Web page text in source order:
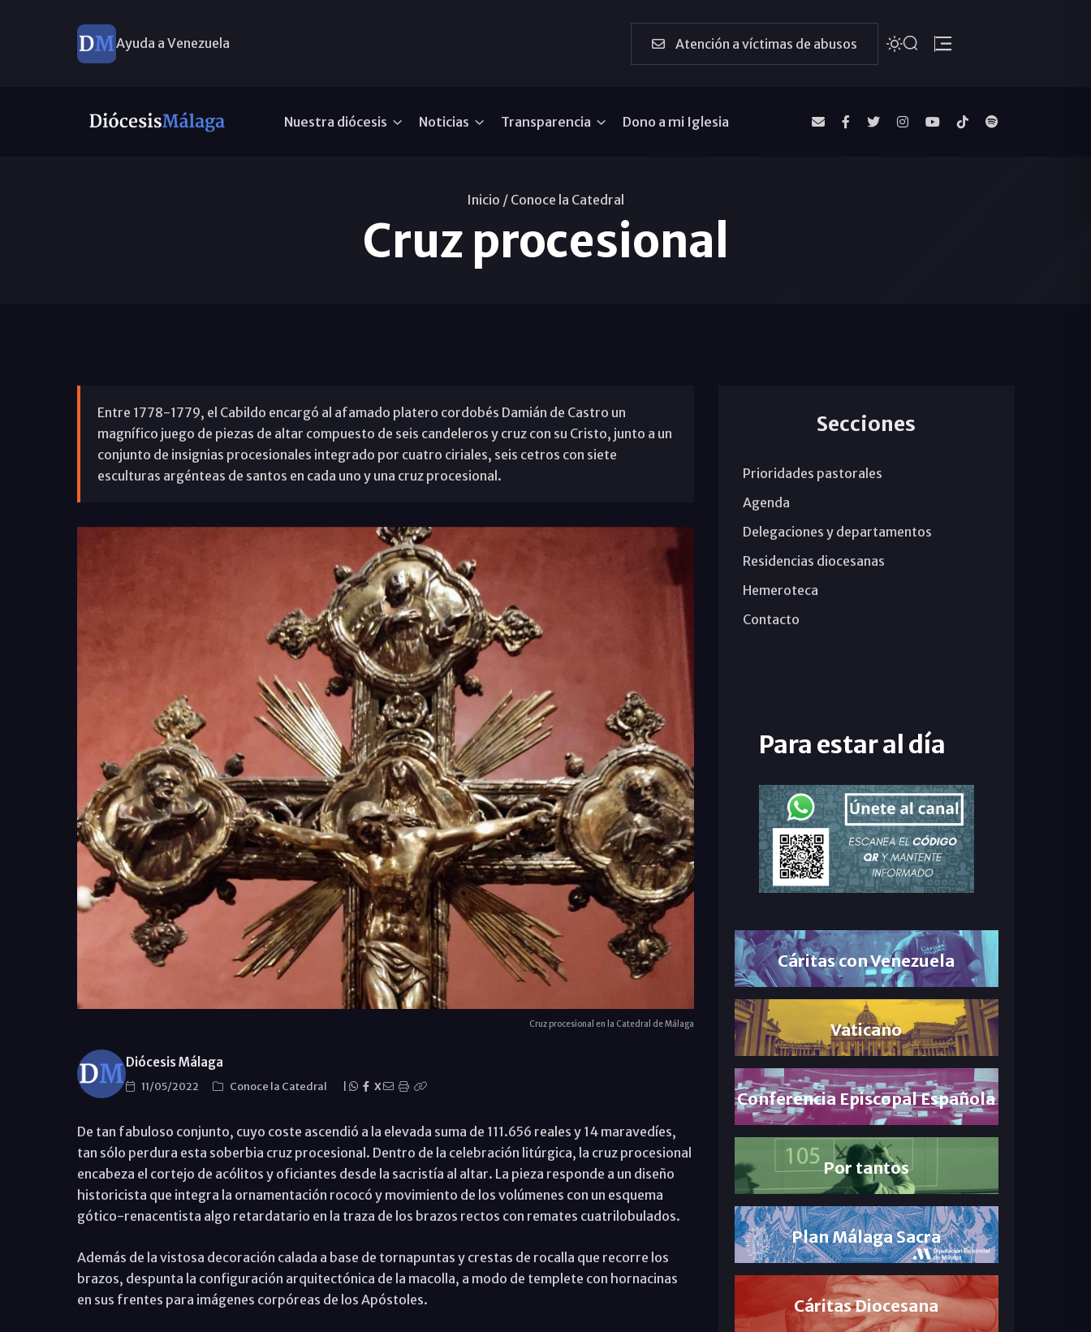
Ayuda a Venezuela Atención a víctimas de abusos
Nuestra diócesis Noticias Transparencia Dono a mi Iglesia
Inicio / Conoce la Catedral
Cruz procesional
Entre 1778-1779, el Cabildo encargó al afamado platero cordobés Damián de Castro un
magnífico juego de piezas de altar compuesto de seis candeleros y cruz con su Cristo, junto a un
conjunto de insignias procesionales integrado por cuatro ciriales, seis cetros con siete
esculturas argénteas de santos en cada uno y una cruz procesional.
Cruz procesional en la Catedral de Málaga
Diócesis Málaga
11/05/2022 Conoce la Catedral X
De tan fabuloso conjunto, cuyo coste ascendió a la elevada suma de 111.656 reales y 14 maravedíes,
tan sólo perdura esta soberbia cruz procesional. Dentro de la celebración litúrgica, la cruz procesional
encabeza el cortejo de acólitos y oficiantes desde la sacristía al altar. La pieza responde a un diseño
historicista que integra la ornamentación rococó y movimiento de los volúmenes con un esquema
gótico-renacentista algo retardatario en la traza de los brazos rectos con remates cuatrilobulados.
Además de la vistosa decoración calada a base de tornapuntas y crestas de rocalla que recorre los
brazos, despunta la configuración arquitectónica de la macolla, a modo de templete con hornacinas
en sus frentes para imágenes corpóreas de los Apóstoles.
Secciones
Prioridades pastorales
Agenda
Delegaciones y departamentos
Residencias diocesanas
Hemeroteca
Contacto
Para estar al día
Cáritas con Venezuela
Vaticano
Conferencia Episcopal Española
Por tantos
Plan Málaga Sacra
Cáritas Diocesana